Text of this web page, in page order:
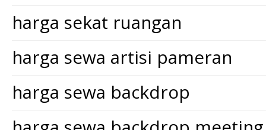
harga sekat ruangan
harga sewa artisi pameran
harga sewa backdrop